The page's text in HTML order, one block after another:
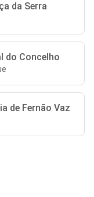
da Serra
do Concelho
de Fernão Vaz